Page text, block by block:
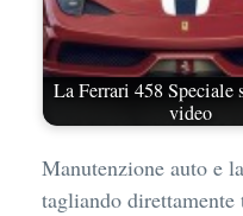
La Ferrari 458 Speciale
video
Manutenzione auto e
tagliando